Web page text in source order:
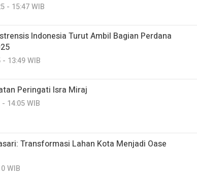
- 15:47 WIB
Indonesia Turut Ambil Bagian Perdana
13:49 WIB
Peringati Isra Miraj
14:05 WIB
Transformasi Lahan Kota Menjadi Oase
WIB